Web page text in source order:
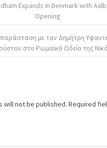
Expands in Denmark with
Opening
παράσταση με τον Δημήτρη
στο Ρωμαϊκό Ωδείο της
will not be published. Required